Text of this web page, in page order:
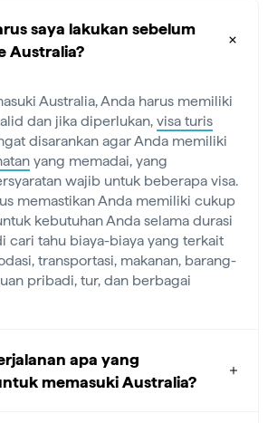
saya lakukan sebelum
Australia?
Australia, Anda harus memiliki
dan jika diperlukan, visa turis
disarankan agar Anda memiliki
yang memadai, yang
wajib untuk beberapa visa.
memastikan Anda memiliki cukup
kebutuhan Anda selama durasi
cari tahu biaya-biaya yang terkait
transportasi, makanan, barang-
pribadi, tur, dan berbagai
apa yang
memasuki Australia?